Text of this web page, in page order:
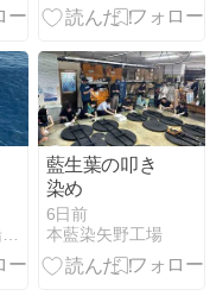
藍生葉の叩き
染め
6日前
本藍染矢野工場